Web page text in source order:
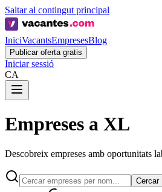
Saltar al contingut principal
IniciVacantsEmpresesBlog
Publicar oferta gratis
Iniciar sessió
CA
Empreses a XL
Descobreix empreses amb oportunitats
Cercar